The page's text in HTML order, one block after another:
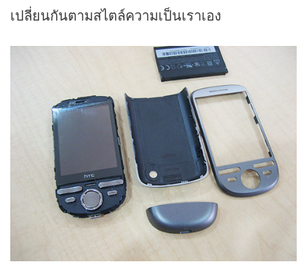
เปลี่ยนกันตามสไตล์ความเป็นเราเอง